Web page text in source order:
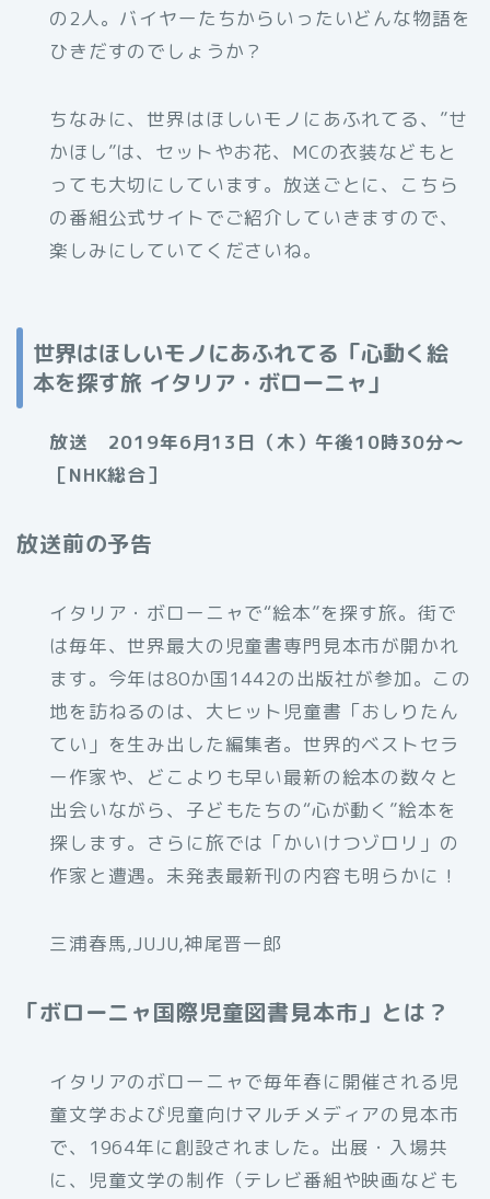
の2人。バイヤーたちからいったいどんな物語を
ひきだすのでしょうか？
ちなみに、世界はほしいモノにあふれてる、”せ
かほし”は、セットやお花、MCの衣装などもと
っても大切にしています。放送ごとに、こちら
の番組公式サイトでご紹介していきますので、
楽しみにしていてくださいね。
世界はほしいモノにあふれてる「心動く絵
本を探す旅 イタリア・ボローニャ」
放送 2019年6月13日（木）午後10時30分～
［NHK総合］
放送前の予告
イタリア・ボローニャで“絵本”を探す旅。街で
は毎年、世界最大の児童書専門見本市が開かれ
ます。今年は80か国1442の出版社が参加。この
地を訪ねるのは、大ヒット児童書「おしりたん
てい」を生み出した編集者。世界的ベストセラ
ー作家や、どこよりも早い最新の絵本の数々と
出会いながら、子どもたちの“心が動く”絵本を
探します。さらに旅では「かいけつゾロリ」の
作家と遭遇。未発表最新刊の内容も明らかに！
三浦春馬,JUJU,神尾晋一郎
「ボローニャ国際児童図書見本市」とは？
イタリアのボローニャで毎年春に開催される児
童文学および児童向けマルチメディアの見本市
で、1964年に創設されました。出展・入場共
に、児童文学の制作（テレビ番組や映画なども